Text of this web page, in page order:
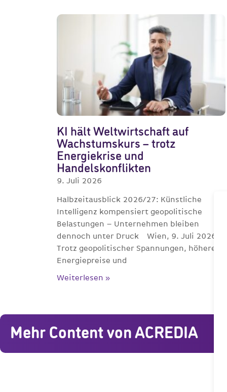
KI hält Weltwirtschaft auf
Wachstumskurs – trotz
Energiekrise und
Handelskonflikten
9. Juli 2026
Halbzeitausblick 2026/27: Künstliche
Intelligenz kompensiert geopolitische
Belastungen – Unternehmen bleiben
dennoch unter Druck Wien, 9. Juli 2026 –
Trotz geopolitischer Spannungen, höherer
Energiepreise und
Weiterlesen »
Mehr Content von ACREDIA